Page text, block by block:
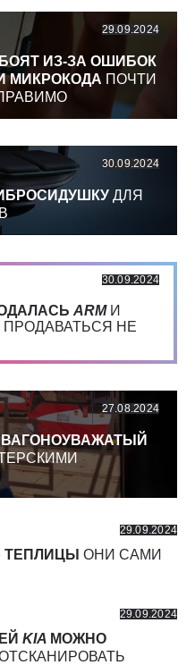
29.09.2024
ИЗ-ЗА ОШИБОК
МИКРОКОДА ПОЧТИ
30.09.2024
ДЛЯ
30.09.2024
ARMИ
НЕ
27.08.2024
29.09.2024
ТЕПЛИЦЫ ОНИ САМИ
29.09.2024
KIA МОЖНО